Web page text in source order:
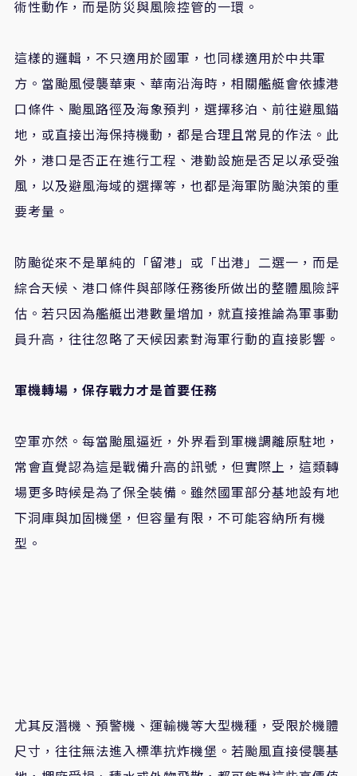
術性動作，而是防災與風險控管的一環。
這樣的邏輯，不只適用於國軍，也同樣適用於中共軍
方。當颱風侵襲華東、華南沿海時，相關艦艇會依據港
口條件、颱風路徑及海象預判，選擇移泊、前往避風錨
地，或直接出海保持機動，都是合理且常見的作法。此
外，港口是否正在進行工程、港勤設施是否足以承受強
風，以及避風海域的選擇等，也都是海軍防颱決策的重
要考量。
防颱從來不是單純的「留港」或「出港」二選一，而是
綜合天候、港口條件與部隊任務後所做出的整體風險評
估。若只因為艦艇出港數量增加，就直接推論為軍事動
員升高，往往忽略了天候因素對海軍行動的直接影響。
軍機轉場，保存戰力才是首要任務
空軍亦然。每當颱風逼近，外界看到軍機調離原駐地，
常會直覺認為這是戰備升高的訊號，但實際上，這類轉
場更多時候是為了保全裝備。雖然國軍部分基地設有地
下洞庫與加固機堡，但容量有限，不可能容納所有機
型。
尤其反潛機、預警機、運輸機等大型機種，受限於機體
尺寸，往往無法進入標準抗炸機堡。若颱風直接侵襲基